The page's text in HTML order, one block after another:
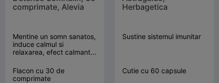
comprimate, Alevia
Mentine un somn sanatos,
induce calmul si
relaxarea, efect calmant...
Flacon cu 30 de
comprimate
Herbagetica
Sustine sistemul imunitar
Cutie cu 60 capsule